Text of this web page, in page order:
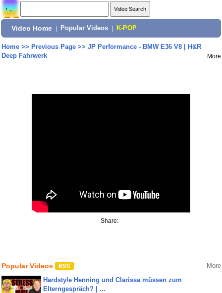
Video Home Popular Videos K-POP
Home>> Previous Page>> JP Performance - BMW E36 V8 | H&R
Deep Fahrwerk
More
Share:
Popular Videos More
Hardstyle Henning und Clarissa müssen zum
Elterngespräch? | ...